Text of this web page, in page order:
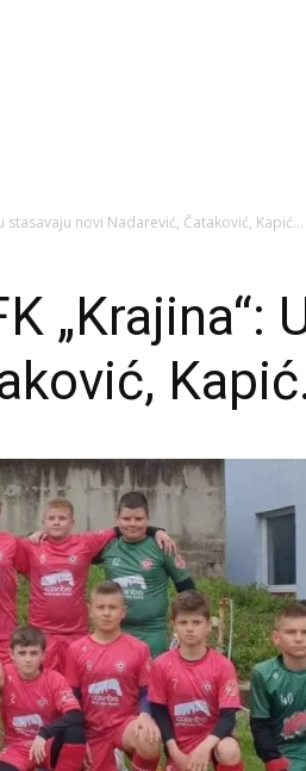
stasavaju novi Nadarević, Čataković, Kapić…
„Krajina“: